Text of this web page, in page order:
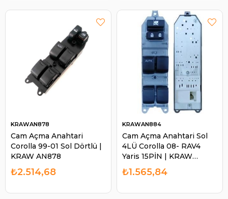
Cam Açma Anahtari
Corolla 99-01 Sol Dörtlü |
KRAW AN878
KRAWAN878
₺2.514,68
Cam Açma Anahtari Sol
4LÜ Corolla 08- RAV4
Yaris 15PİN | KRAW
AN884
KRAWAN884
₺1.565,84